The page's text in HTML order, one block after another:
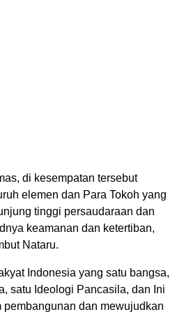
di kesempatan tersebut
elemen dan Para Tokoh yang
tinggi persaudaraan dan
keamanan dan ketertiban,
Nataru.
Indonesia yang satu bangsa,
satu Ideologi Pancasila, dan Ini
dan mewujudkan